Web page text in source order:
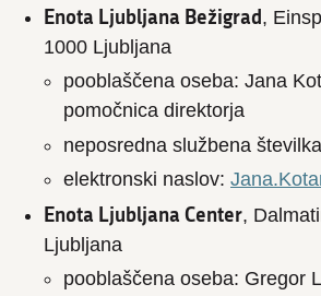
Enota Ljubljana Bežigrad,
1000 Ljubljana
pooblaščena oseba: Jana
pomočnica direktorja
neposredna službena
elektronski naslov:
Enota Ljubljana Center,
Ljubljana
pooblaščena oseba: Gregor